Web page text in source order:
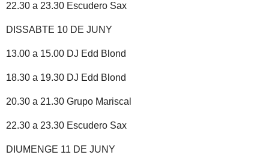
22.30 a 23.30 Escudero Sax
DISSABTE 10 DE JUNY
13.00 a 15.00 DJ Edd Blond
18.30 a 19.30 DJ Edd Blond
20.30 a 21.30 Grupo Mariscal
22.30 a 23.30 Escudero Sax
DIUMENGE 11 DE JUNY